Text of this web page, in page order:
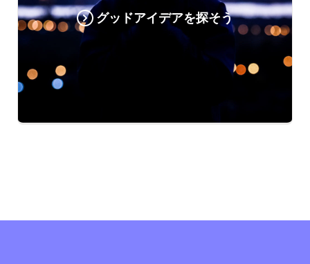
グッドアイデアを探そう